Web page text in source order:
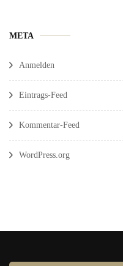
META
Anmelden
Eintrags-Feed
Kommentar-Feed
WordPress.org